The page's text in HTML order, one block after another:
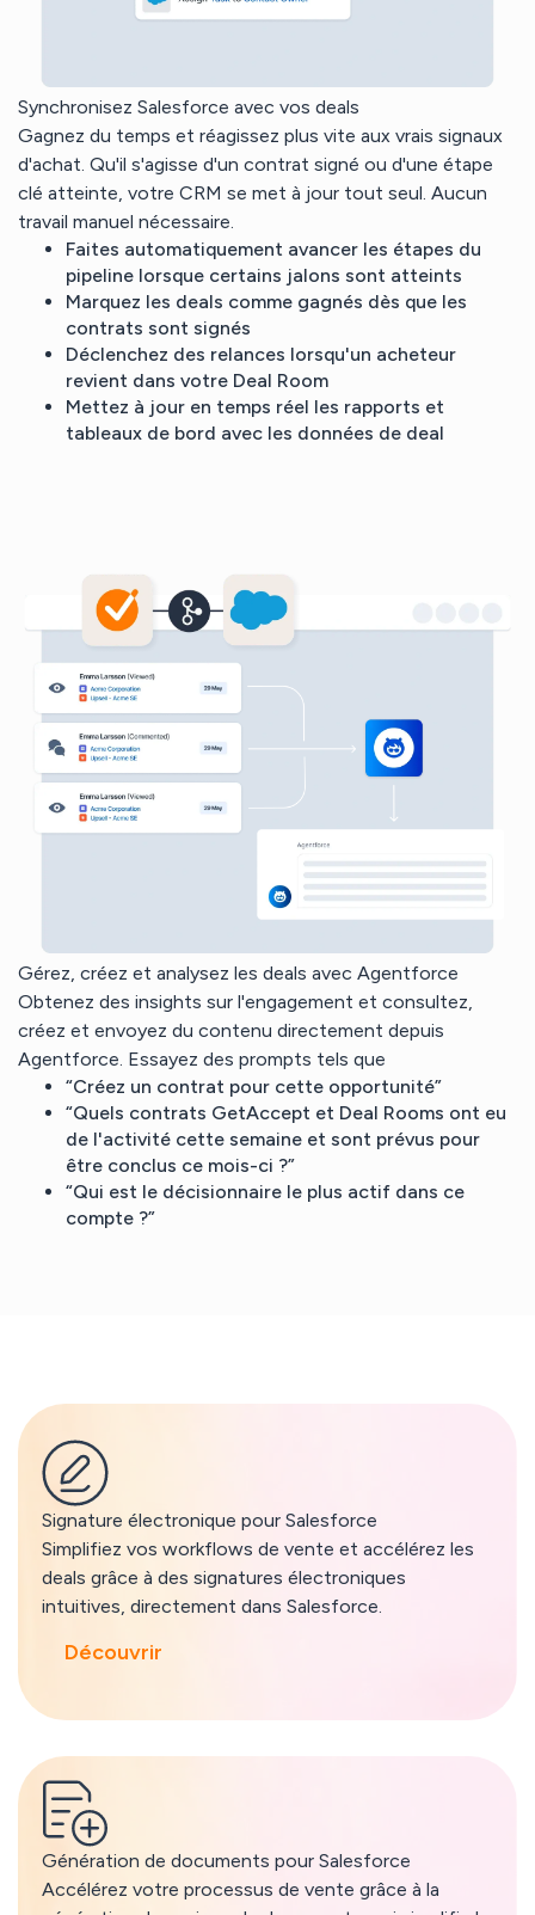
Synchronisez Salesforce avec vos deals
Gagnez du temps et réagissez plus vite aux vrais signaux
d'achat. Qu'il s'agisse d'un contrat signé ou d'une étape
clé atteinte, votre CRM se met à jour tout seul. Aucun
travail manuel nécessaire.
Faites automatiquement avancer les étapes du
pipeline lorsque certains jalons sont atteints
Marquez les deals comme gagnés dès que les
contrats sont signés
Déclenchez des relances lorsqu'un acheteur
revient dans votre Deal Room
Mettez à jour en temps réel les rapports et
tableaux de bord avec les données de deal
Gérez, créez et analysez les deals avec Agentforce
Obtenez des insights sur l'engagement et consultez,
créez et envoyez du contenu directement depuis
Agentforce. Essayez des prompts tels que
“Créez un contrat pour cette opportunité”
“Quels contrats GetAccept et Deal Rooms ont eu
de l'activité cette semaine et sont prévus pour
être conclus ce mois-ci ?”
“Qui est le décisionnaire le plus actif dans ce
compte ?”
Signature électronique pour Salesforce
Simplifiez vos workflows de vente et accélérez les
deals grâce à des signatures électroniques
intuitives, directement dans Salesforce.
Découvrir
Génération de documents pour Salesforce
Accélérez votre processus de vente grâce à la